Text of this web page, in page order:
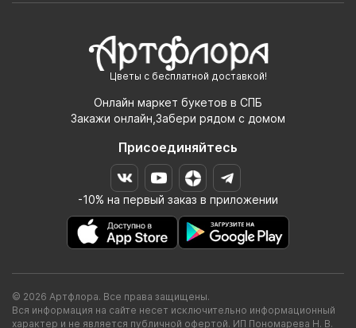
Цветы с бесплатной доставкой!
Онлайн маркет букетов в СПБ
Закажи онлайн,Забери рядом с домом
Присоединяйтесь
-10% на первый заказ в приложении
© 2026 Артфлора. Все права защищены.
Вся информация на сайте несет исключительно информационный
характер и не является публичной офертой. ИП Пономарева Н. В.